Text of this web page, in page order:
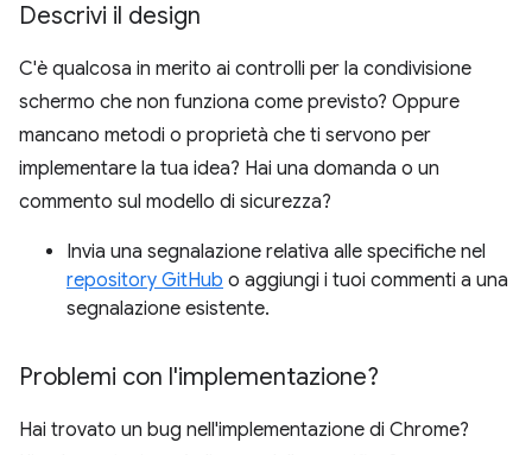
Descrivi il design
C'è qualcosa in merito ai controlli per la condivisione
schermo che non funziona come previsto? Oppure
mancano metodi o proprietà che ti servono per
implementare la tua idea? Hai una domanda o un
commento sul modello di sicurezza?
Invia una segnalazione relativa alle specifiche nel
repository GitHub o aggiungi i tuoi commenti a una
segnalazione esistente.
Problemi con l'implementazione?
Hai trovato un bug nell'implementazione di Chrome?